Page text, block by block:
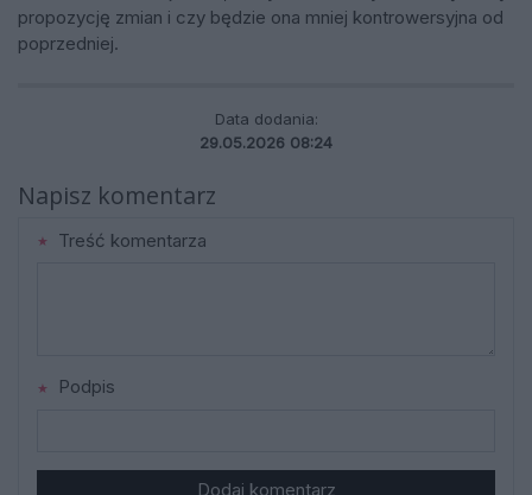
propozycję zmian i czy będzie ona mniej kontrowersyjna od
poprzedniej.
Data dodania:
29.05.2026 08:24
Napisz komentarz
Treść komentarza
Podpis
Dodaj komentarz